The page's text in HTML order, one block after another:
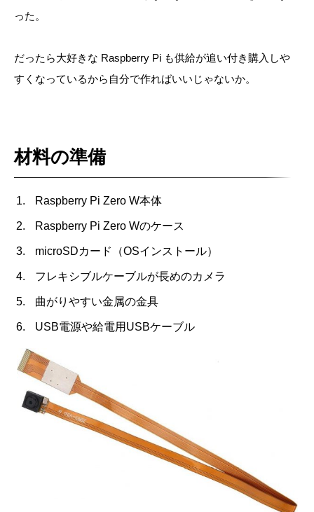
った。
だったら大好きな Raspberry Pi も供給が追い付き購入しや
すくなっているから自分で作ればいいじゃないか。
材料の準備
Raspberry Pi Zero W本体
Raspberry Pi Zero Wのケース
microSDカード（OSインストール）
フレキシブルケーブルが長めのカメラ
曲がりやすい金属の金具
USB電源や給電用USBケーブル